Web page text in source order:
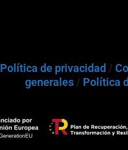
Política de privacidad /
generales / Política